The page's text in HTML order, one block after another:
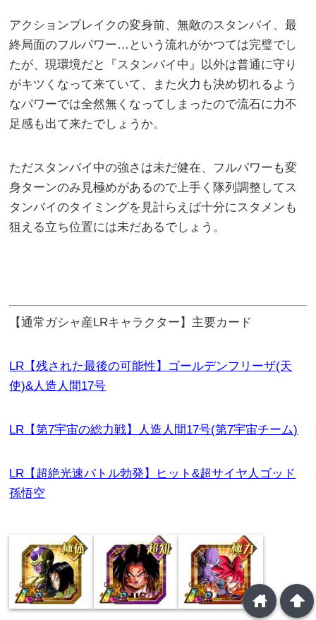
アクションブレイクの変身前、無敵のスタンバイ、最
終局面のフルパワー…という流れがかつては完璧でし
たが、現環境だと『スタンバイ中』以外は普通に守り
がキツくなって来ていて、また火力も決め切れるよう
なパワーでは全然無くなってしまったので流石に力不
足感も出て来たでしょうか。
ただスタンバイ中の強さは未だ健在、フルパワーも変
身ターンのみ見極めがあるので上手く隊列調整してス
タンバイのタイミングを見計らえば十分にスタメンも
狙える立ち位置には未だあるでしょう。
【通常ガシャ産LRキャラクター】主要カード
LR【残された最後の可能性】ゴールデンフリーザ(天
使)&人造人間17号
LR【第7宇宙の総力戦】人造人間17号(第7宇宙チーム)
LR【超絶光速バトル勃発】ヒット&超サイヤ人ゴッド
孫悟空
arrowup
home